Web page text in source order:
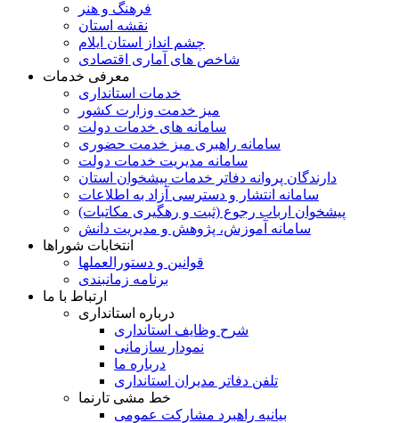
فرهنگ و هنر
نقشه استان
چشم انداز استان ایلام
شاخص های آماری اقتصادی
معرفی خدمات
خدمات استانداری
میز خدمت وزارت کشور
سامانه های خدمات دولت
سامانه راهبری میز خدمت حضوری
سامانه مدیریت خدمات دولت
دارندگان پروانه دفاتر خدمات پیشخوان استان
سامانه انتشار و دسترسی آزاد به اطلاعات
پیشخوان ارباب رجوع (ثبت و رهگیری مکاتبات)
سامانه آموزش، پژوهش و مدیریت دانش
انتخابات شوراها
قوانین و دستورالعملها
برنامه زمانبندی
ارتباط با ما
درباره استانداری
شرح وظایف استانداری
نمودار سازمانی
درباره ما
تلفن دفاتر مدیران استانداری
خط مشی تارنما
بیانیه راهبرد مشارکت عمومی